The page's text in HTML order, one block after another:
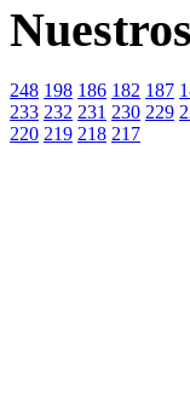
248 198 186 182 187
233 232 231 230 229
220 219 218 217